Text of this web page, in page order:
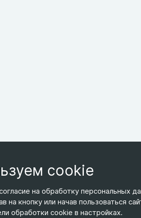
ТЕЛЕФОН
+7 495 266-65-67
ЭЛ. ПОЧТА
shop@relines.ru
АДРЕС
cookie
на обработку персональных
на кнопку или начав пользоваться
обработки cookie в настройках.